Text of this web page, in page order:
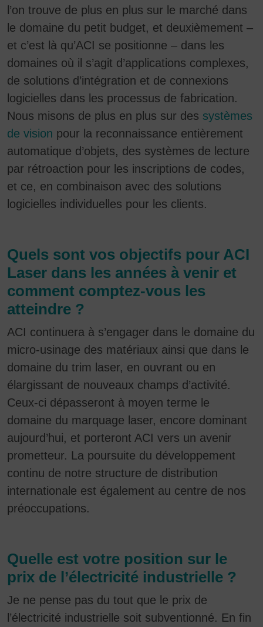
l’on trouve de plus en plus sur le marché dans
le domaine du petit budget, et deuxièmement –
et c’est là qu’ACI se positionne – dans les
domaines où il s’agit d’applications complexes,
de solutions d’intégration et de connexions
logicielles dans les processus de fabrication.
Nous misons de plus en plus sur des systèmes
de vision pour la reconnaissance entièrement
automatique d’objets, des systèmes de lecture
par rétroaction pour les inscriptions de codes,
et ce, en combinaison avec des solutions
logicielles individuelles pour les clients.
Quels sont vos objectifs pour ACI
Laser dans les années à venir et
comment comptez-vous les
atteindre ?
ACI continuera à s’engager dans le domaine du
micro-usinage des matériaux ainsi que dans le
domaine du trim laser, en ouvrant ou en
élargissant de nouveaux champs d’activité.
Ceux-ci dépasseront à moyen terme le
domaine du marquage laser, encore dominant
aujourd’hui, et porteront ACI vers un avenir
prometteur. La poursuite du développement
continu de notre structure de distribution
internationale est également au centre de nos
préoccupations.
Quelle est votre position sur le
prix de l’électricité industrielle ?
Je ne pense pas du tout que le prix de
l’électricité industrielle soit subventionné. En fin